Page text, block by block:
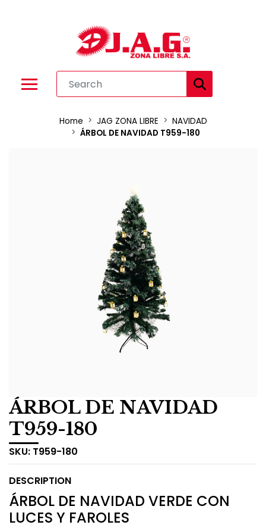
Home JAG ZONA LIBRE
NAVIDAD
ÁRBOL DE NAVIDAD T959-180
ÁRBOL DE NAVIDAD
T959-180
SKU: T959-180
DESCRIPTION
ÁRBOL DE NAVIDAD VERDE CON
LUCES Y FAROLES